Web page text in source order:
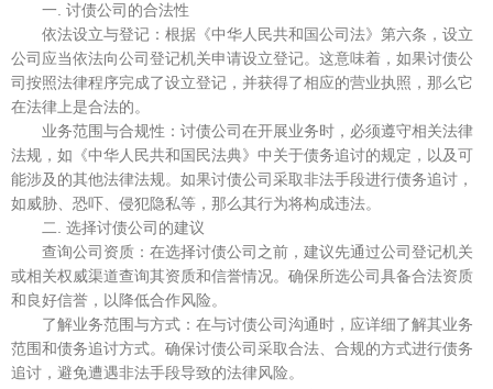
一. ‌讨债公司的合法性‌
‌依法设立与登记‌：根据《中华人民共和国公司法》第六条，设立
公司应当依法向公司登记机关申请设立登记。这意味着，如果讨债公
司按照法律程序完成了设立登记，并获得了相应的营业执照，那么它
在法律上是合法的。
‌业务范围与合规性‌：讨债公司在开展业务时，必须遵守相关法律
法规，如《中华人民共和国民法典》中关于债务追讨的规定，以及可
能涉及的其他法律法规。如果讨债公司采取非法手段进行债务追讨，
如威胁、恐吓、侵犯隐私等，那么其行为将构成违法。
二. ‌选择讨债公司的建议‌
‌查询公司资质‌：在选择讨债公司之前，建议先通过公司登记机关
或相关权威渠道查询其资质和信誉情况。确保所选公司具备合法资质
和良好信誉，以降低合作风险。
‌了解业务范围与方式‌：在与讨债公司沟通时，应详细了解其业务
范围和债务追讨方式。确保讨债公司采取合法、合规的方式进行债务
追讨，避免遭遇非法手段导致的法律风险。